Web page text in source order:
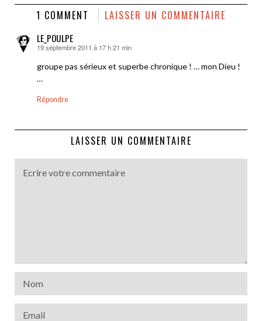
1 COMMENT LAISSER UN COMMENTAIRE
LE_POULPE
dit :
19 septembre 2011 à 17 h 21 min
groupe pas sérieux et superbe chronique ! … mon Dieu !
…
Répondre
LAISSER UN COMMENTAIRE